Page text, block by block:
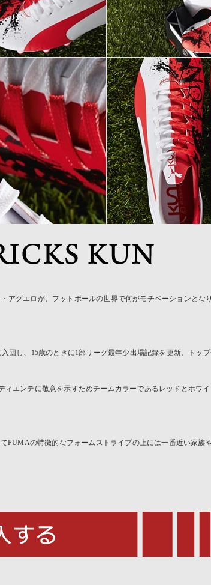
グエロが、フットボールの世界で何がモチベーションとな
団し、15歳のときに1部リーグ最年少出場記録を更新、トッ
エンテに敬意を示すためチームカラーであるレッドとホワ
PUMAの特徴的なフォームストライプの上には一番近い家族